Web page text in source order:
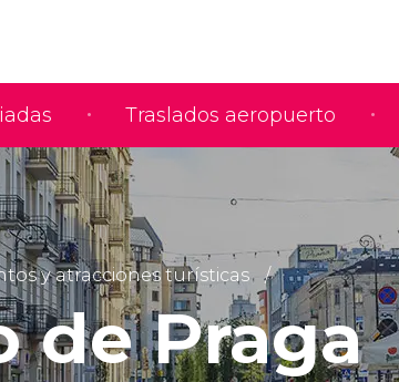
Traslados aeropuerto
y atracciones turísticas
de Praga